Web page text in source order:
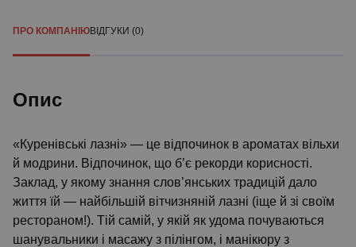
ПРО КОМПАНІЮВІДГУКИ (0)
Опис
«Куренівські лазні» — це відпочинок в ароматах вільхи
й модрини. Відпочинок, що б’є рекорди корисності.
Заклад, у якому знання слов’янських традицій дало
життя їй — найбільшій вітчизняній лазні (іще й зі своїм
рестораном!). Тій самій, у якій як удома почуваються
шанувальники і масажу з пілінгом, і манікюру з